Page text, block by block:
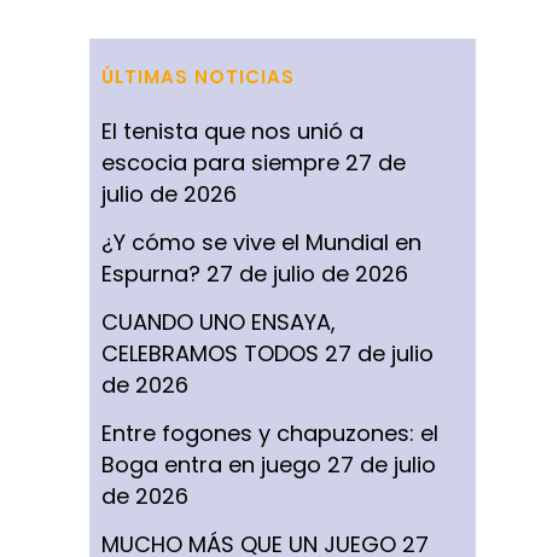
ÚLTIMAS NOTICIAS
El tenista que nos unió a
escocia para siempre 27 de
julio de 2026
¿Y cómo se vive el Mundial en
Espurna? 27 de julio de 2026
CUANDO UNO ENSAYA,
CELEBRAMOS TODOS 27 de julio
de 2026
Entre fogones y chapuzones: el
Boga entra en juego 27 de julio
de 2026
MUCHO MÁS QUE UN JUEGO 27